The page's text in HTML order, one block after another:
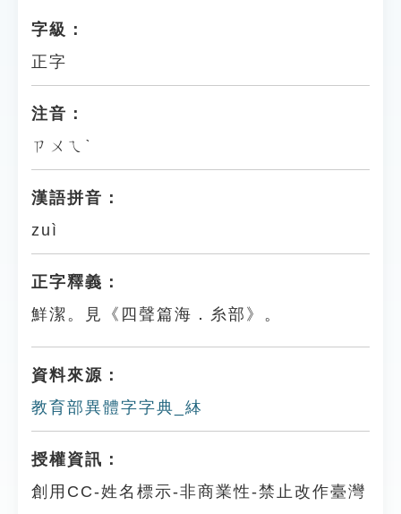
字級：
正字
注音：
ㄗㄨㄟˋ
漢語拼音：
zuì
正字釋義：
鮮潔。見《四聲篇海．糸部》。
資料來源：
教育部異體字字典_絊
授權資訊：
創用CC-姓名標示-非商業性-禁止改作臺灣